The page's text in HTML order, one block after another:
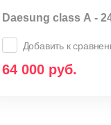
Daesung class А -
Добавить к
64 000руб.